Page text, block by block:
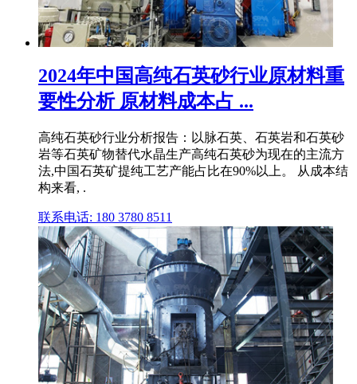
2024年中国高纯石英砂行业原材料重
要性分析 原材料成本占 ...
高纯石英砂行业分析报告：以脉石英、石英岩和石英砂
岩等石英矿物替代水晶生产高纯石英砂为现在的主流方
法,中国石英矿提纯工艺产能占比在90%以上。 从成本结
构来看, .
联系电话: 180 3780 8511